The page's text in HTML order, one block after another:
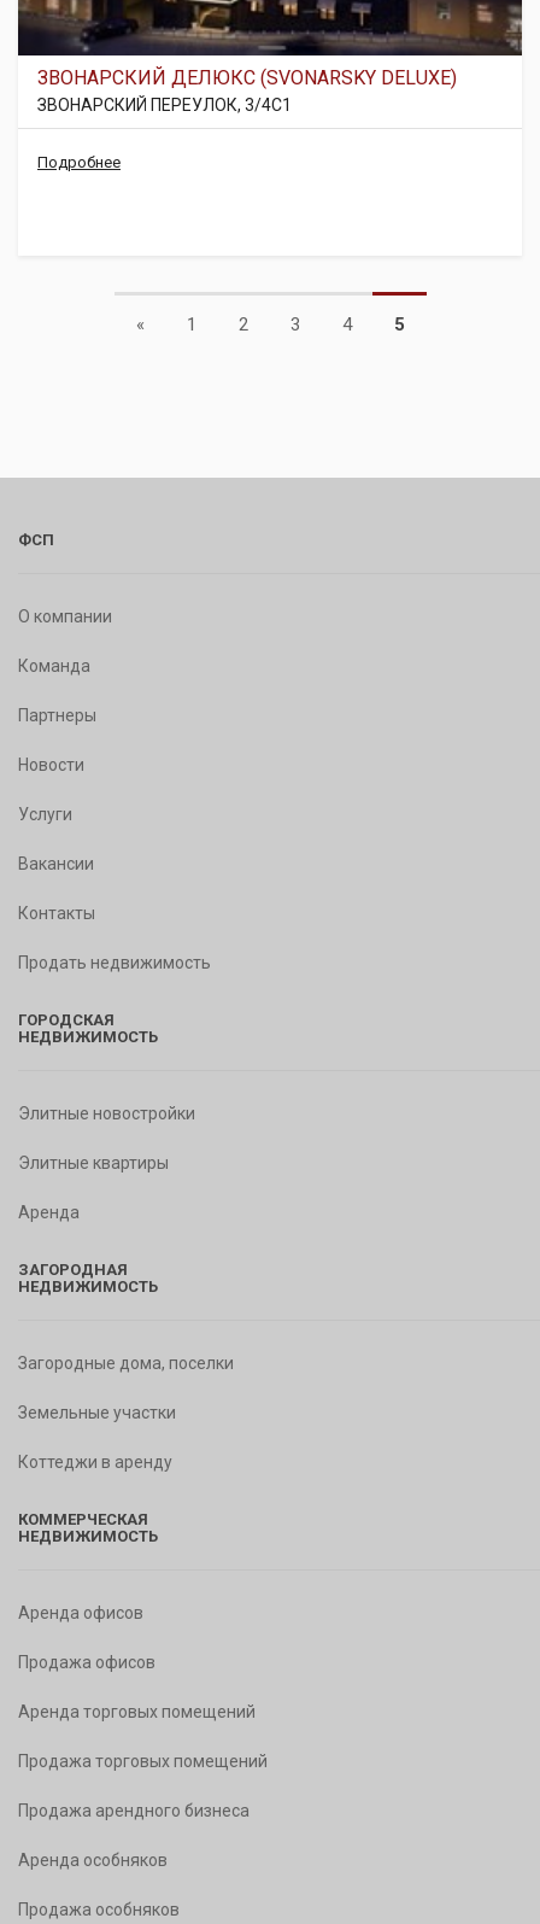
ЗВОНАРСКИЙ ДЕЛЮКС (SVONARSKY DELUXE)
ЗВОНАРСКИЙ ПЕРЕУЛОК, 3/4С1
Подробнее
«Previous
1 2 3 4 5
ФСП
О компании
Команда
Партнеры
Новости
Услуги
Вакансии
Контакты
Продать недвижимость
ГОРОДСКАЯ
НЕДВИЖИМОСТЬ
Элитные новостройки
Элитные квартиры
Аренда
ЗАГОРОДНАЯ
НЕДВИЖИМОСТЬ
Загородные дома, поселки
Земельные участки
Коттеджи в аренду
КОММЕРЧЕСКАЯ
НЕДВИЖИМОСТЬ
Аренда офисов
Продажа офисов
Аренда торговых помещений
Продажа торговых помещений
Продажа арендного бизнеса
Аренда особняков
Продажа особняков